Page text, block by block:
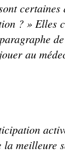
certaines
? » Elles
au
la meilleure